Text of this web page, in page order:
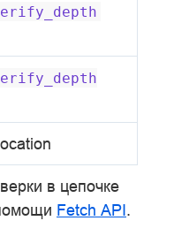
в цепочке
Fetch API.